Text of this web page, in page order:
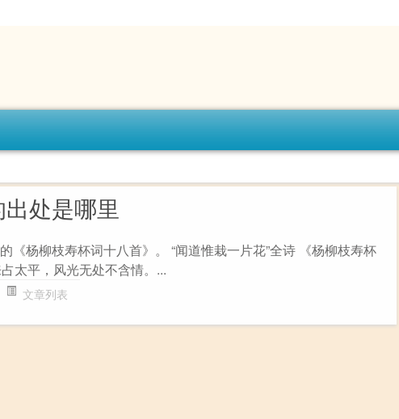
出处是哪里
《杨柳枝寿杯词十八首》。 “闻道惟栽一片花”全诗 《杨柳枝寿杯
太平，风光无处不含情。...
文章列表